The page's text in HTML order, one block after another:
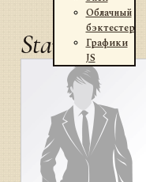
Облачный
бэктестер
Графики
JS
Stan